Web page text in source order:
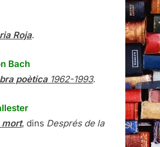
Roja.
Bach
poètica1962-1993.
mort, dins Després de la